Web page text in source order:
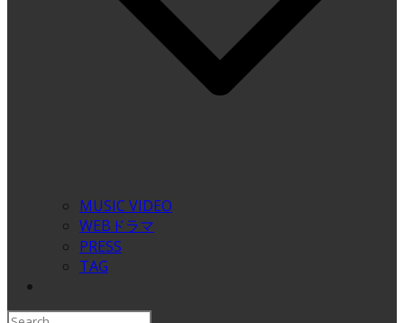
MUSIC VIDEO
WEBドラマ
PRESS
TAG